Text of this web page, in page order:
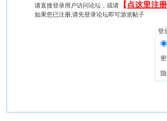
请直接登录用户访问论坛，或请 【 点这里注册
如果您已注册,请先登录论坛即可游览帖子
登